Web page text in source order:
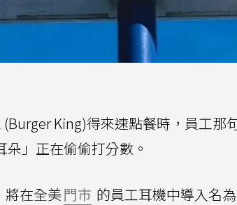
King)得來速點餐時，員工那
朵」正在偷偷打分數。
將在全美門市 的員工耳機中導入名